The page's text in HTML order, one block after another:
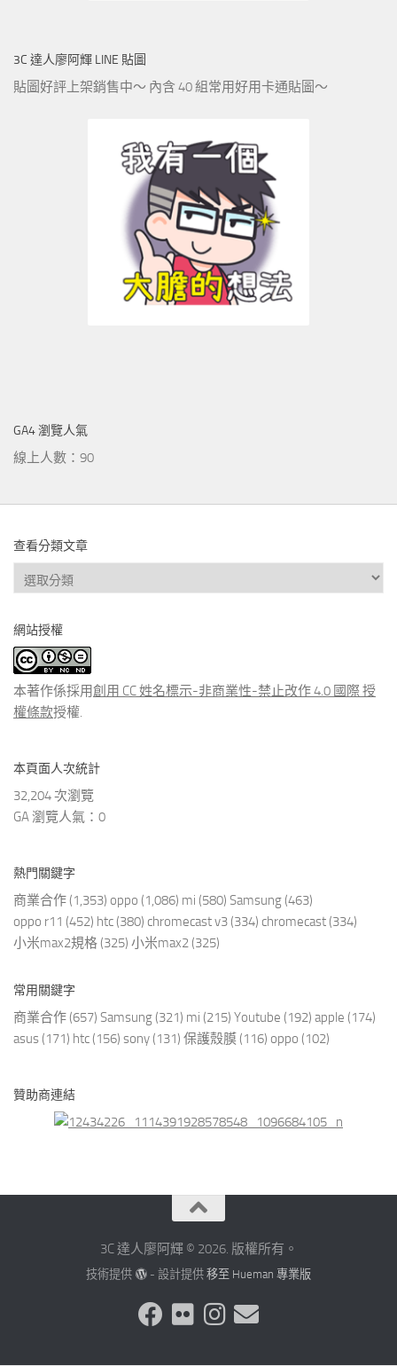
3C 達人廖阿輝 LINE 貼圖
貼圖好評上架銷售中～ 內含 40 組常用好用卡通貼圖～
GA4 瀏覽人氣
線上人數：90
查看分類文章
查
看
類
文
章
網站授權
本著作係採用創用 CC 姓名標示-非商業性-禁止改作 4.0 國際 授
權條款授權.
本頁面人次統計
32,204 次瀏覽
GA 瀏覽人氣：0
熱門關鍵字
商業合作 (1,353) oppo (1,086) mi (580) Samsung (463)
oppo r11 (452) htc (380) chromecast v3 (334) chromecast (334)
小米max2規格 (325) 小米max2 (325)
常用關鍵字
商業合作 (657) Samsung (321) mi (215) Youtube (192) apple (174)
asus (171) htc (156) sony (131) 保護殼膜 (116) oppo (102)
贊助商連結
3C 達人廖阿輝 © 2026. 版權所有。
技術提供 - 設計提供 移至 Hueman 專業版